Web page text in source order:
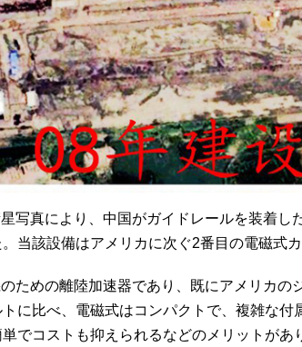
写真により、中国がガイドレールを装着し
当該設備はアメリカに次ぐ2番目の電磁式
ための離陸加速器であり、既にアメリカの
に比べ、電磁式はコンパクトで、複雑な
でコストも抑えられるなどのメリットがあ